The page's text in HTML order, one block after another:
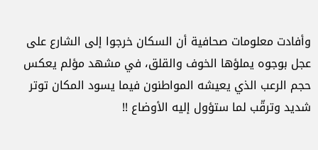
وأفادت معلومات صحافية أن السكان خرجوا إلى الشارع على
عجل بوجوه يملؤها الخوف والقلق، في مشهد مؤلم يعكس
حجم الرعب الذي يعيشه المواطنون فيما يسود المكان توتر
شديد وترقّب لما ستؤول إليه الأوضاع !!